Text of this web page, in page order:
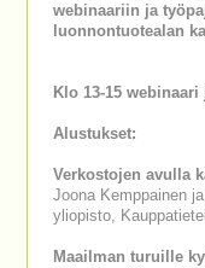
webinaariin ja
luonnontuotealan
Klo 13-15
Alustukset:
Verkostojen avulla
Joona Kemppainen
yliopisto,
Maailman turuille